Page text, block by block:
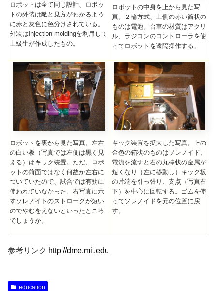
ロボットは全て同じ設計、ロボッ
トの外装は敵と見方がわかるよう
に赤と灰色に色分けされている。
外装はInjection moldingを利用して
上級生が作成したもの。
ロボットの中身を上から見た写
真。２輪方式、上側の赤い筒状の
ものは電池。台車の材質はアクリ
ル、ラジコンのコントローラを使
ってロボットを遠隔操作する。
ロボットを裏から見た写真。左右
の白い板（写真では左側は黒く見
える）はキック装置。ただ、ロボ
ットの前面ではなく何故か左右に
ついていたので、試合では有効に
使われていなかった。右写真に示
すソレノイドのストロークが短い
のでやむをえないといったところ
でしょうか。
キック装置を拡大した写真。上の
金色の箱状のものはソレノイド。
電流を流すと右の丸棒状の金属が
短くなり（左に移動し）キック板
の片端を引っ張り、支点（写真右
下）を中心に回転する。ゴムを使
ってソレノイドを元の位置に戻
す。
参考リンク http://dme.mit.edu
education